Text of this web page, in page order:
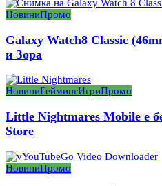
НовиниПромо
Galaxy Watch8 Classic
и Зора
НовиниГеймингИгриПромо
Little Nightmares Mobile е
Store
НовиниПромо